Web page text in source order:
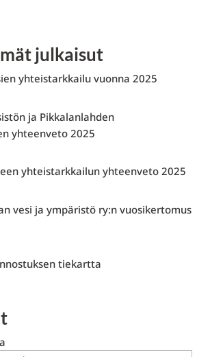
julkaisut
yhteistarkkailu vuonna 2025
ja Pikkalanlahden
yhteenveto 2025
yhteistarkkailun yhteenveto 2025
vesi ja ympäristö ry:n vuosikertomus
tiekartta